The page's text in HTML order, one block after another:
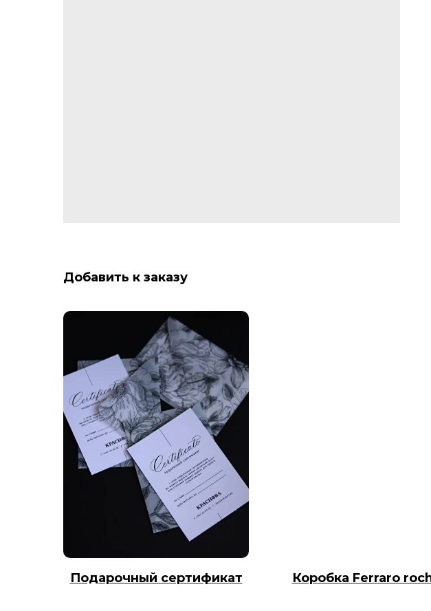
Добавить к заказу
Подарочный сертификат Коробка Ferraro